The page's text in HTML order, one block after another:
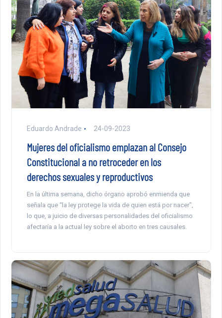
Eduardo Andrade 24-09-2023
Mujeres del oficialismo emplazan al Consejo
Constitucional a no retroceder en los
derechos sexuales y reproductivos
En la última semana, dicho órgano aprobó enmienda que
señala que “la ley protege la vida de quien está por nacer”,
lo que, a juicio de diversas personalidades del oficialismo
afectaría a la actual ley sobre el aborto en tres causales.